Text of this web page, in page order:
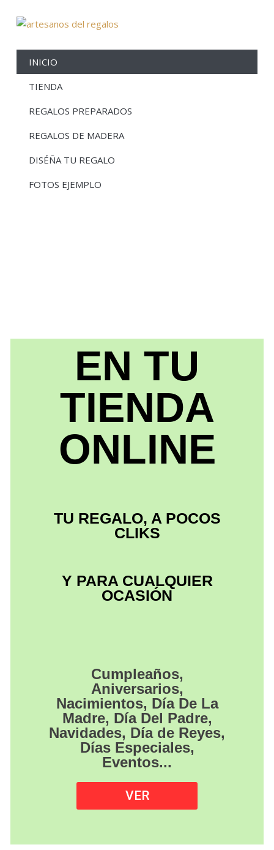
INICIO
TIENDA
REGALOS PREPARADOS
REGALOS DE MADERA
DISÉÑA TU REGALO
FOTOS EJEMPLO
EN TU
TIENDA
ONLINE
TU REGALO, A POCOS
CLIKS
Y PARA CUALQUIER
OCASIÓN
Cumpleaños,
Aniversarios,
Nacimientos, Día De La
Madre, Día Del Padre,
Navidades, Día de Reyes,
Días Especiales,
Eventos...
VER